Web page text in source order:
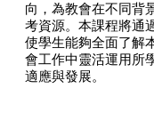
向，為教會在不同背
考資源。本課程將通
使學生能夠全面了解
會工作中靈活運用所
適應與發展。